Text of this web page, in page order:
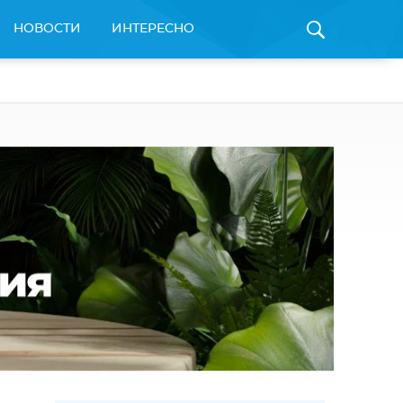
НОВОСТИ ИНТЕРЕСНО